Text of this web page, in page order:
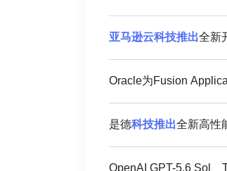
亚马逊云科技推出全新
Oracle为Fusion
是德科技推出全新高性
OpenAI GPT-5.6 Sol、